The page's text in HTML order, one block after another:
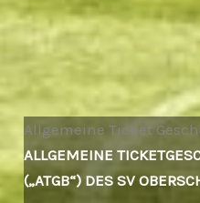
Allgemeine Ticket
ALLGEMEINE
(„ATGB“) DES SV